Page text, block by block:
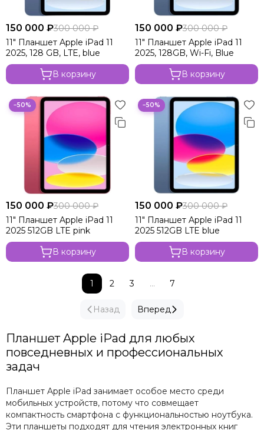
150 000 ₽300 000 ₽
11" Планшет Apple iPad 11
2025, 128 GB, LTE, blue
В корзину
150 000 ₽300 000 ₽
11" Планшет Apple iPad 11
2025, 128GB, Wi-Fi, Blue
В корзину
−50%
150 000 ₽300 000 ₽
11" Планшет Apple iPad 11
2025 512GB LTE pink
В корзину
−50%
150 000 ₽300 000 ₽
11" Планшет Apple iPad 11
2025 512GB LTE blue
В корзину
Назад
1 2 3 ... 7
Вперед
Планшет Apple iPad для любых
повседневных и профессиональных
задач
Планшет Apple iPad занимает особое место среди
мобильных устройств, потому что совмещает
компактность смартфона с функциональностью ноутбука.
Эти планшеты подходят для чтения электронных книг